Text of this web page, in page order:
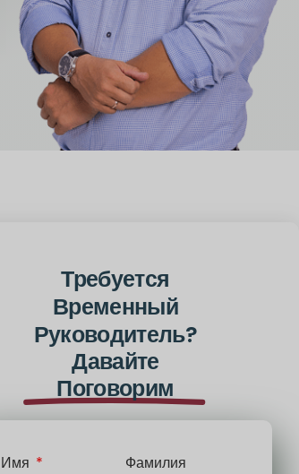
Требуется
Временный
Руководитель?
Давайте
Поговорим
Имя Фамилия